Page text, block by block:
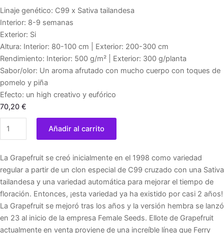
Linaje genético: C99 x Sativa tailandesa
Interior: 8-9 semanas
Exterior: Si
Altura: Interior: 80-100 cm | Exterior: 200-300 cm
Rendimiento: Interior: 500 g/m² | Exterior: 300 g/planta
Sabor/olor: Un aroma afrutado con mucho cuerpo con toques de
pomelo y piña
Efecto: un high creativo y eufórico
70,20 €
fem.
Female
Seeds
cantidad
Añadir al carrito
La Grapefruit se creó inicialmente en el 1998 como variedad
regular a partir de un clon especial de C99 cruzado con una Sativa
tailandesa y una variedad automática para mejorar el tiempo de
floración. Entonces, ¡esta variedad ya ha existido por casi 2 años!
La Grapefruit se mejoró tras los años y la versión hembra se lanzó
en 23 al inicio de la empresa Female Seeds. Ellote de Grapefruit
actualmente en venta proviene de una increíble línea que Ferry